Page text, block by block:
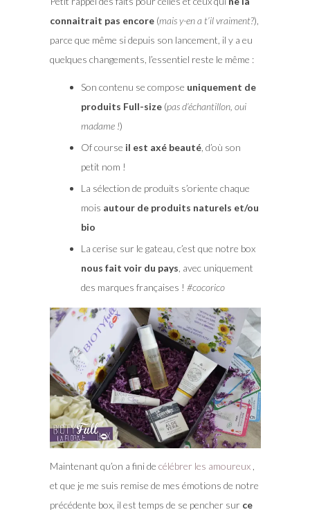
connaitrait pas encore(mais y-en a t’il vraiment?),
parce que même si depuis son lancement, il y a eu
quelques changements, l’essentiel reste le même :
Son contenu se compose uniquement de
produits Full-size(pas d’échantillon, oui
madame !)
Of course il est axé beauté, d’où son
petit nom !
La sélection de produits s’oriente chaque
mois autour de produits naturels et/ou
bio
La cerise sur le gateau, c’est que notre box
nous fait voir du pays , avec uniquement
des marques françaises ! #cocorico
Maintenant qu’on a fini de célébrer les amoureux,
et que je me suis remise de mes émotions de notre
précédente box, il est temps de se pencher sur ce